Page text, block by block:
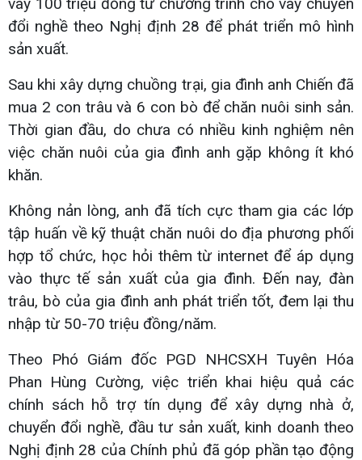
đổi nghề theo Nghị định 28 để phát triển mô hình
sản xuất.
Sau khi xây dựng chuồng trại, gia đình anh Chiến đã
mua 2 con trâu và 6 con bò để chăn nuôi sinh sản.
Thời gian đầu, do chưa có nhiều kinh nghiệm nên
việc chăn nuôi của gia đình anh gặp không ít khó
khăn.
Không nản lòng, anh đã tích cực tham gia các lớp
tập huấn về kỹ thuật chăn nuôi do địa phương phối
hợp tổ chức, học hỏi thêm từ internet để áp dụng
vào thực tế sản xuất của gia đình. Đến nay, đàn
trâu, bò của gia đình anh phát triển tốt, đem lại thu
nhập từ 50-70 triệu đồng/năm.
Theo Phó Giám đốc PGD NHCSXH Tuyên Hóa
Phan Hùng Cường, việc triển khai hiệu quả các
chính sách hỗ trợ tín dụng để xây dựng nhà ở,
chuyển đổi nghề, đầu tư sản xuất, kinh doanh theo
Nghị định 28 của Chính phủ đã góp phần tạo động